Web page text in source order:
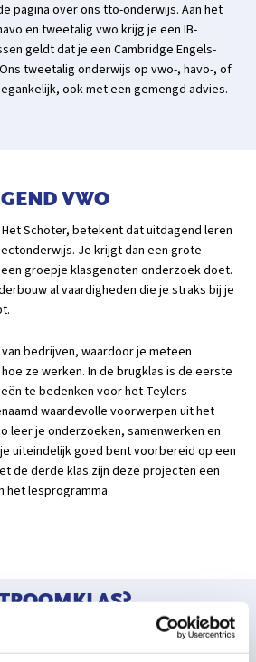
pagina over ons tto-onderwijs. Aan het
en tweetalig vwo krijg je een IB-
geldt dat je een Cambridge Engels-
tweetalig onderwijs op vwo-, havo-, of
ook met een gemengd advies.
VWO
Schoter, betekent dat uitdagend leren
Je krijgt dan een grote
groepje klasgenoten onderzoek doet.
al vaardigheden die je straks bij je
bedrijven, waardoor je meteen
ze werken. In de brugklas is de eerste
te bedenken voor het Teylers
waardevolle voorwerpen uit het
leer je onderzoeken, samenwerken en
uiteindelijk goed bent voorbereid op een
de derde klas zijn deze projecten een
het lesprogramma.
advies mavo/havo of havo/vwo?
in een stroomklas. Daar krijg je uitleg en